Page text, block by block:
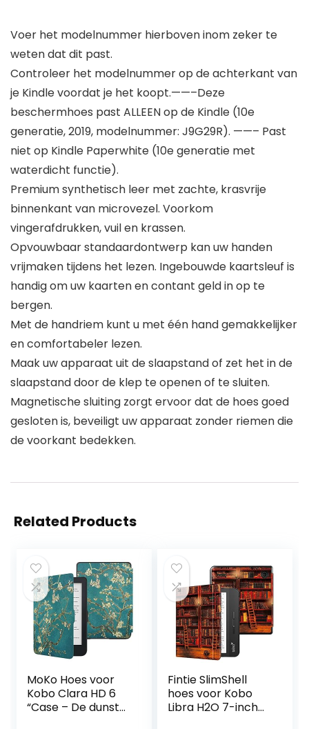
Voer het modelnummer hierboven inom zeker te
weten dat dit past.
Controleer het modelnummer op de achterkant van
je Kindle voordat je het koopt.——–Deze
beschermhoes past ALLEEN op de Kindle (10e
generatie, 2019, modelnummer: J9G29R). ——– Past
niet op Kindle Paperwhite (10e generatie met
waterdicht functie).
Premium synthetisch leer met zachte, krasvrije
binnenkant van microvezel. Voorkom
vingerafdrukken, vuil en krassen.
Opvouwbaar standaardontwerp kan uw handen
vrijmaken tijdens het lezen. Ingebouwde kaartsleuf is
handig om uw kaarten en contant geld in op te
bergen.
Met de handriem kunt u met één hand gemakkelijker
en comfortabeler lezen.
Maak uw apparaat uit de slaapstand of zet het in de
slaapstand door de klep te openen of te sluiten.
Magnetische sluiting zorgt ervoor dat de hoes goed
gesloten is, beveiligt uw apparaat zonder riemen die
de voorkant bedekken.
Related Products
MoKo Hoes voor
Kobo Clara HD 6
“Case – De dunste
Fintie SlimShell
hoes voor Kobo
Libra H2O 7-inch